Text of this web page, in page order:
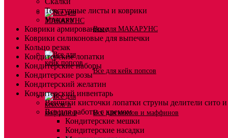
Все для МАКАРУНС
Все для кейк попсов
Все для кексов и маффинов
Текстурные листы и коврики
Утюжки
Коврики армированные
Коврики силиконовые для выпечки
Кольцо резак
Кондитерские лопатки
Кондитерские наборы
Кондитерские розы
Кондитерский желатин
Кондитерский инвентарь
Венчики кисточки лопатки струны делители сито
Все для работы с кремом
Кондитерские мешки
Кондитерские насадки